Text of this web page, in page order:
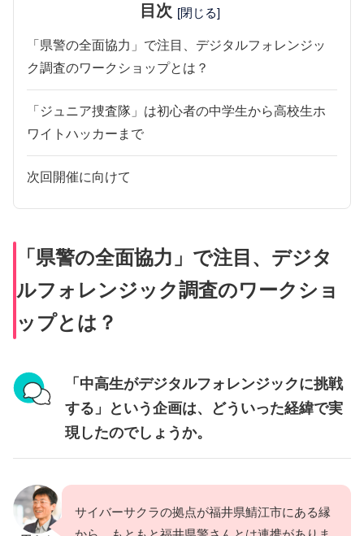
目次 [閉じる]
「県警の全面協力」で注目、デジタルフォレンジッ
ク調査のワークショップとは？
「ジュニア捜査隊」は初心者の中学生から高校生ホ
ワイトハッカーまで
次回開催に向けて
「県警の全面協力」で注目、デジタ
ルフォレンジック調査のワークショ
ップとは？
「中高生がデジタルフォレンジックに挑戦
する」という企画は、どういった経緯で実
現したのでしょうか。
サイバーサクラの拠点が福井県鯖江市にある縁